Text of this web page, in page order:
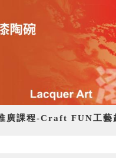
廣課程-Craft FUN工藝